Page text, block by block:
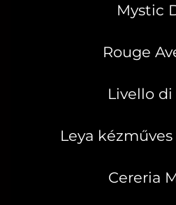
Mystic
Rouge
Livello
Leya
Cereria